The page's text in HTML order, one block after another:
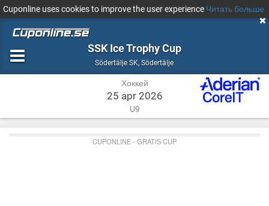
Cuponline uses cookies to improve the user experience Читать больше
SSK Ice Trophy Cup
Södertälje SK,Хоккей
SödertäljeSödertälje
Хоккей
25 apr 2026
U9
CUPONLINE - GRATIS CUP